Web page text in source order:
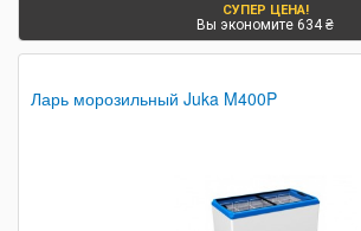
СУПЕР ЦЕНА!
Вы экономите 634 ₴
Ларь морозильный Juka M400P